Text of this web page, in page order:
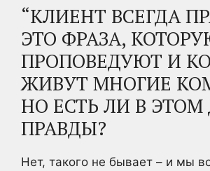
“КЛИЕНТ ВСЕГДА
ЭТО ФРАЗА,
ПРОПОВЕДУЮТ И
ЖИВУТ МНОГИЕ
НО ЕСТЬ ЛИ В ЭТОМ
ПРАВДЫ?
Нет, такого не бывает – и мы